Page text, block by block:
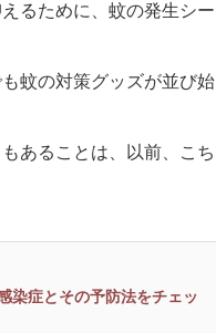
るために、蚊の発生シー
蚊の対策グッズが並び始
あることは、以前、こち
染症とその予防法をチェッ